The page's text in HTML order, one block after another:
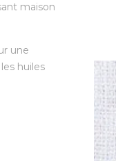
maison
une
huiles